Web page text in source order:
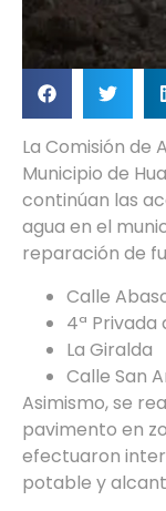
La Comisión de
Municipio de
continúan las
agua en el
reparación de
Calle
4ª Privada
La Giralda
Calle San
Asimismo, se
pavimento en
efectuaron
potable y